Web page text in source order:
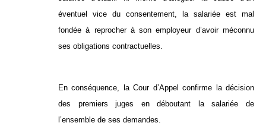
éventuel vice du consentement, la salariée est mal
fondée à reprocher à son employeur d’avoir méconnu
ses obligations contractuelles.
En conséquence, la Cour d’Appel confirme la décision
des premiers juges en déboutant la salariée de
l’ensemble de ses demandes.